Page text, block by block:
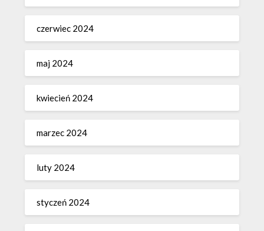
czerwiec 2024
maj 2024
kwiecień 2024
marzec 2024
luty 2024
styczeń 2024